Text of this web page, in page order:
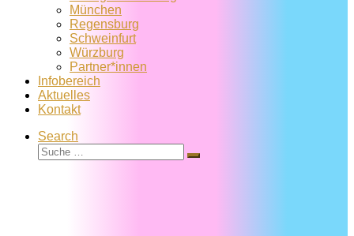
München
Regensburg
Schweinfurt
Würzburg
Partner*innen
Infobereich
Aktuelles
Kontakt
Search
Suche
Suche